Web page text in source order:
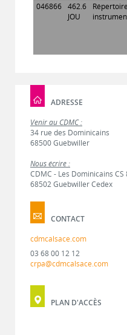
046866 462.6
JOU
Répertoire
ADRESSE
Venir au CDMC :
34 rue des Dominicains
68500 Guebwiller
Nous écrire :
CDMC - Les Dominicains CS
68502 Guebwiller Cedex
CONTACT
cdmcalsace.com
03 68 00 12 12
crpa@cdmcalsace.com
PLAN D'ACCÈS